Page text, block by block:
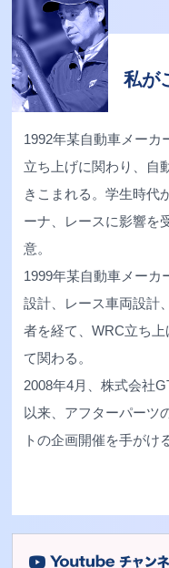
私が
1992年某自動車メーカ
立ち上げに関わり、自
きこまれる。学生時代
ーナ、レースに影響を
意。
1999年某自動車メーカ
設計、レース車両設計
者を経て、WRC立ち
て関わる。
2008年4月、株式会社
以来、アフターパーツ
トの企画開催を手がけ